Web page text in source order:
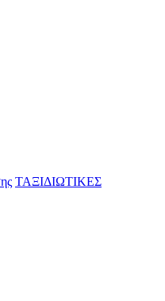
ΤΑΞΙΔΙΩΤΙΚΕΣ